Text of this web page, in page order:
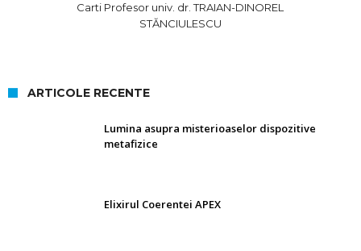
Carti Profesor univ. dr. TRAIAN-DINOREL
STĂNCIULESCU
ARTICOLE RECENTE
Lumina asupra misterioaselor dispozitive
metafizice
Elixirul Coerentei APEX